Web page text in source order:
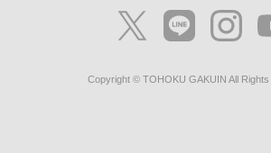
Copyright © TOHOKU GAKUIN All Rights